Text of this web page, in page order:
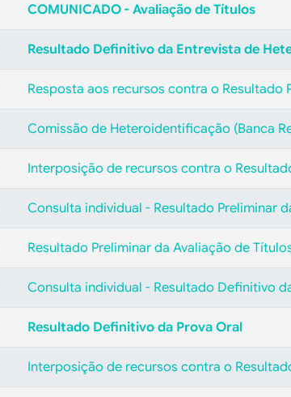
COMUNICADO - Avaliação de Títulos
Resultado Definitivo da Entrevista de
Resposta aos recursos contra o
Comissão de Heteroidentificação (Banca
Interposição de recursos contra o
Consulta individual - Resultado Preliminar
Resultado Preliminar da Avaliação de
Consulta individual - Resultado Definitivo
Resultado Definitivo da Prova Oral
Interposição de recursos contra o